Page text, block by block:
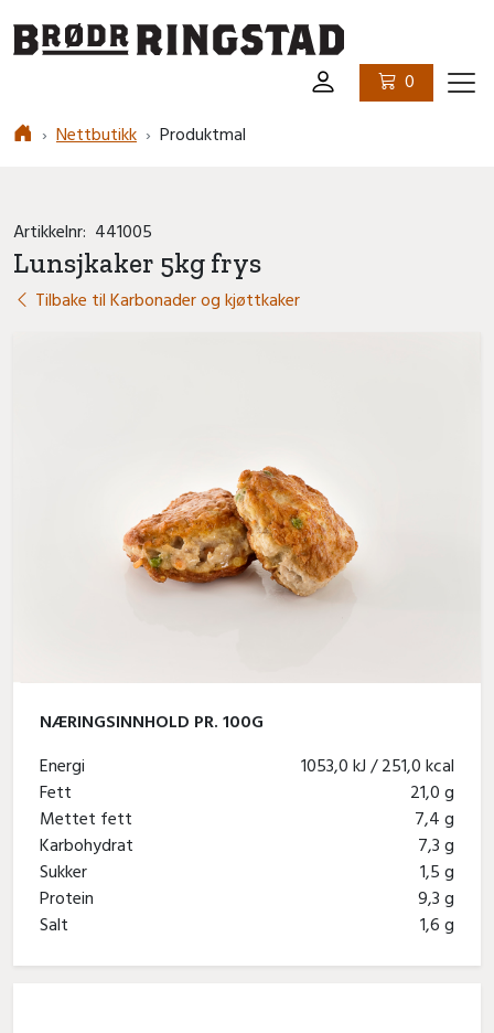
0
Nettbutikk
Produktmal
Artikkelnr: 441005
Lunsjkaker 5kg frys
Tilbake til Karbonader og kjøttkaker
NÆRINGSINNHOLD PR. 100G
Energi
1053,0 kJ / 251,0 kcal
Fett
21,0 g
Mettet fett
7,4 g
Karbohydrat
7,3 g
Sukker
1,5 g
Protein
9,3 g
Salt
1,6 g